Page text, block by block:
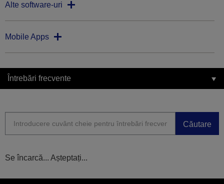
Alte software-uri
Mobile Apps
Întrebări frecvente
Căutare
Se încarcă... Așteptați...